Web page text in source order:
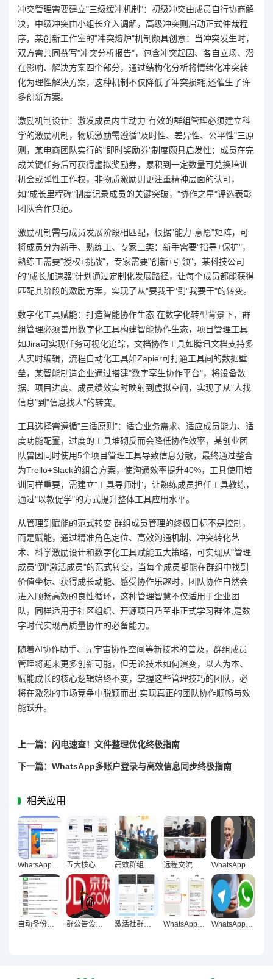
冲突管理需要建立"三级缓冲机制"：初级冲突由成员自行协商解
决，中级冲突由小组长介入调解，高级冲突则启动正式仲裁程
序，某创新工作室的"冲突熔炉"机制颇具创意：当冲突发生时，
双方需共同撰写"冲突分析报告"，包含冲突起因、各自立场、潜
在影响、解决方案四个部分，通过结构化分析将情绪化冲突转
化为理性解决方案，这种机制不仅降低了冲突损耗,还催生了许
多创新方案。
激励机制设计：激发成员内生动力 有效的群组管理必须建立科
学的激励机制，物质激励需遵循"及时性、差异性、公平性"三原
则，某电商团队实行的"即时奖励券"制度颇具启发性：成员在完
成关键任务后可获得虚拟奖励券，累积到一定数量可兑换培训
机会或弹性工作权，非物质激励则更注重精神层面的认可，
如"成长里程碑"制度记录成员的关键突破，"协作之星"评选表彰
团队合作典范。
激励机制需与成员发展阶段相匹配，根据"能力-意愿"矩阵，可
将成员分为新手、熟练工、专家三类：新手需要"指导+保护"，
熟练工需要"授权+挑战"，专家需要"创新+引领"，某科技公司
的"成长加速器"计划通过定制化发展路径，让每个成员都能获得
匹配其阶段的激励方案，实现了从"要我干"到"我要干"的转变。
数字化工具赋能：打造智能协作生态 在数字化转型背景下，群
组管理必须善用数字化工具构建智能协作生态，项目管理工具
如Jira可实现任务可视化追踪，文档协作工具如腾讯文档支持多
人实时编辑，流程自动化工具如Zapier可打通工具间的数据壁
垒，某智能制造企业通过搭建"数字孪生协作平台"，将设备数
据、项目进度、成员绩效实时映射到虚拟空间，实现了从"人找
信息"到"信息找人"的转变。
工具选择需遵循"三适原则"：适合业务需求、适应成员能力、适
度功能配置，过度的工具堆砌反而会降低协作效率，某创业团
队曾因同时使用5个项目管理工具导致信息分散，最终通过整合
为Trello+Slack的组合方案，使沟通效率提升40%，工具使用培
训同样重要，需建立"工具导师制"，让熟练成员担任工具教练，
通过"以教促学"的方式提升整体工具应用水平。
从管理到赋能的范式转变 群组成员管理的终极目标不是控制，
而是赋能，通过精准角色定位、高效沟通机制、冲突转化艺
术、科学激励设计和数字化工具赋能五大策略，可实现从"管理
成员"到"激活成员"的范式转变，当每个成员都能在群组中找到
价值坐标、获得成长动能、感受协作乐趣时，团队协作自然会
进入顺畅高效的良性循环，这种管理智慧不仅适用于企业团
队，同样适用于社区组织、开源项目乃至非正式学习群体,是数
字时代实现高质量协作的必备能力。
随着AI协作助手、元宇宙协作空间等新技术的普及，群组成员
管理将迎来更多创新可能，但无论技术如何演变，以人为本、
赋能成长的核心逻辑始终不变，掌握这些管理技巧的团队，必
将在激烈的市场竞争中脱颖而出,实现真正的团队协作顺畅与效
能跃升。
上一篇：闪电速查！文件整理优化终极指南
下一篇：WhatsApp多账户登录与高效信息同步终极指南
相关应用
WhatsApp多账户登录与信息同步终极技巧解析 五大核心方法大揭秘，快速搜索聊天内容的轻松便捷之道 高效群组管理，五大核心策略打造顺畅团队运作 远程交流无障碍，视频通话与语音消息优化技巧全解析 WhatsApp消息加密深度解析，构建安全聊天防护体系
自动备份聊天记录终极指南，防丢防乱全攻略 群公告设置与提醒实战指南，让重要消息准时触达 激活社群生命力，十大群组互动小游戏实战指南 WhatsApp群发激活社群，12招实战技巧让活跃度飙升 WhatsApp消息加密方法深度解析，构建安全可靠的聊天信息防护体系